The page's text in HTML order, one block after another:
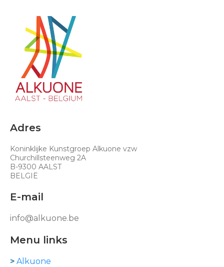
Adres
Koninklijke Kunstgroep Alkuone vzw
Churchillsteenweg 2A
B-9300 AALST
BELGIË
E-mail
info@alkuone.be
Menu links
> Alkuone